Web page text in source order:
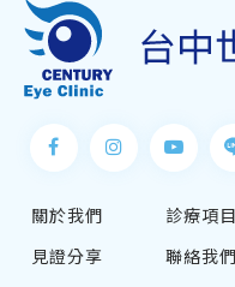
關於我們 診療項目
見證分享 聯絡我們